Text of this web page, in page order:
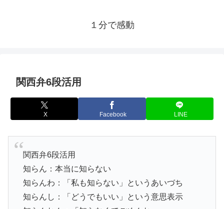
１分で感動
関西弁6段活用
X Facebook LINE
関西弁6段活用
知らん：本当に知らない
知らんわ：「私も知らない」というあいづち
知らんし：「どうでもいい」という意思表示